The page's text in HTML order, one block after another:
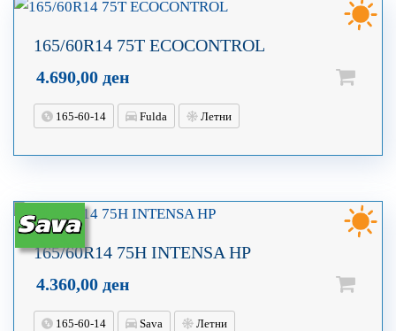
165/60R14 75T ECOCONTROL
4.690,00 ден
165-60-14 Fulda Летни
165/60R14 75H INTENSA HP
4.360,00 ден
165-60-14 Sava Летни